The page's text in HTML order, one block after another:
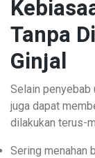
Tanpa
Ginjal
Selain penyebab
juga dapat
dilakukan terus-
Sering menahan